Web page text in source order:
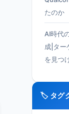
たのか
AI時代
成|ター
を見つ
🏷️ タグ